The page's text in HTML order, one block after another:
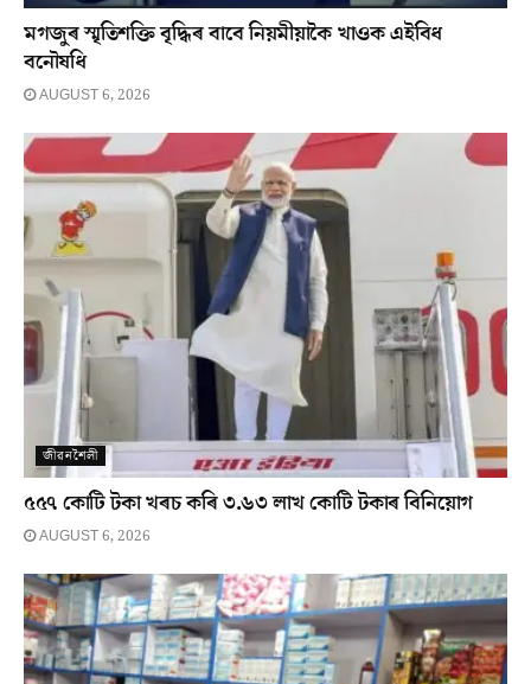
মগজুৰ স্মৃতিশক্তি বৃদ্ধিৰ বাবে নিয়মীয়াকৈ খাওক এইবিধ
বনৌষধি
AUGUST 6, 2026
জীৱনশৈলী
৫৫৭ কোটি টকা খৰচ কৰি ৩.৬৩ লাখ কোটি টকাৰ বিনিয়োগ
AUGUST 6, 2026